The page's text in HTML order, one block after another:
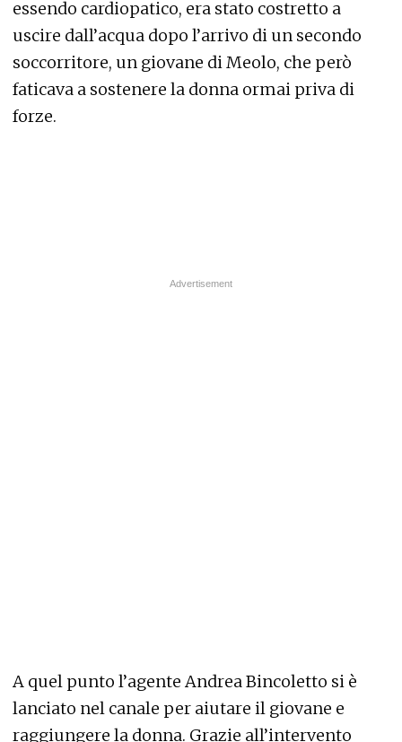
essendo cardiopatico, era stato costretto a
uscire dall’acqua dopo l’arrivo di un secondo
soccorritore, un giovane di Meolo, che però
faticava a sostenere la donna ormai priva di
forze.
A quel punto l’agente Andrea Bincoletto si è
lanciato nel canale per aiutare il giovane e
raggiungere la donna. Grazie all’intervento